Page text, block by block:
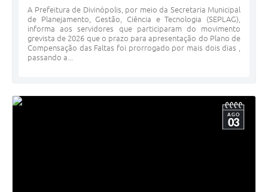
A Prefeitura de Divinópolis, por meio da Secretaria Municipal
de Planejamento, Gestão, Ciência e Tecnologia (SEPLAG),
informa aos servidores que participaram do movimento
grevista de 2026 que o prazo para apresentação do Plano de
Compensação das Faltas foi prorrogado por mais dois dias ,
passando a...
AGO
03